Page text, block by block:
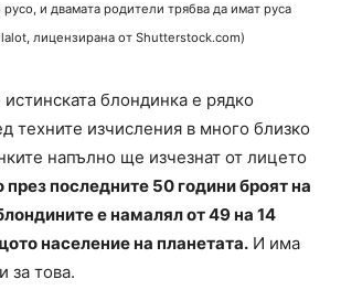
и двамата родители трябва да имат руса
лицензирана от Shutterstock.com)
блондинка е рядко
техните изчисления в много близко
напълно ще изчезнат от лицето
последните 50 години броят на
е намалял от 49 на 14
население на планетата. И има
за това.